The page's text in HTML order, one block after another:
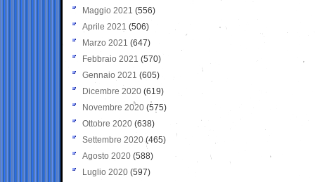
Maggio 2021 (556)
Aprile 2021 (506)
Marzo 2021 (647)
Febbraio 2021 (570)
Gennaio 2021 (605)
Dicembre 2020 (619)
Novembre 2020 (575)
Ottobre 2020 (638)
Settembre 2020(465)
Agosto 2020 (588)
Luglio 2020 (597)